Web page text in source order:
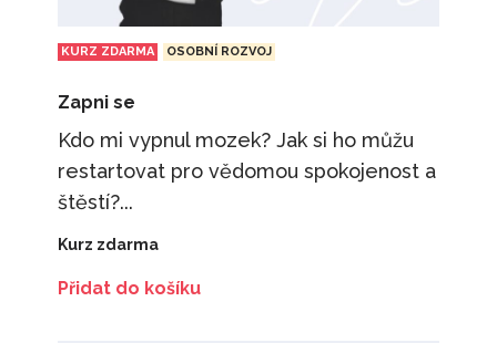
KURZ ZDARMA OSOBNÍ ROZVOJ
Zapni se
Kdo mi vypnul mozek? Jak si ho můžu
restartovat pro vědomou spokojenost a
štěstí?...
Kurz zdarma
Přidat do košíku